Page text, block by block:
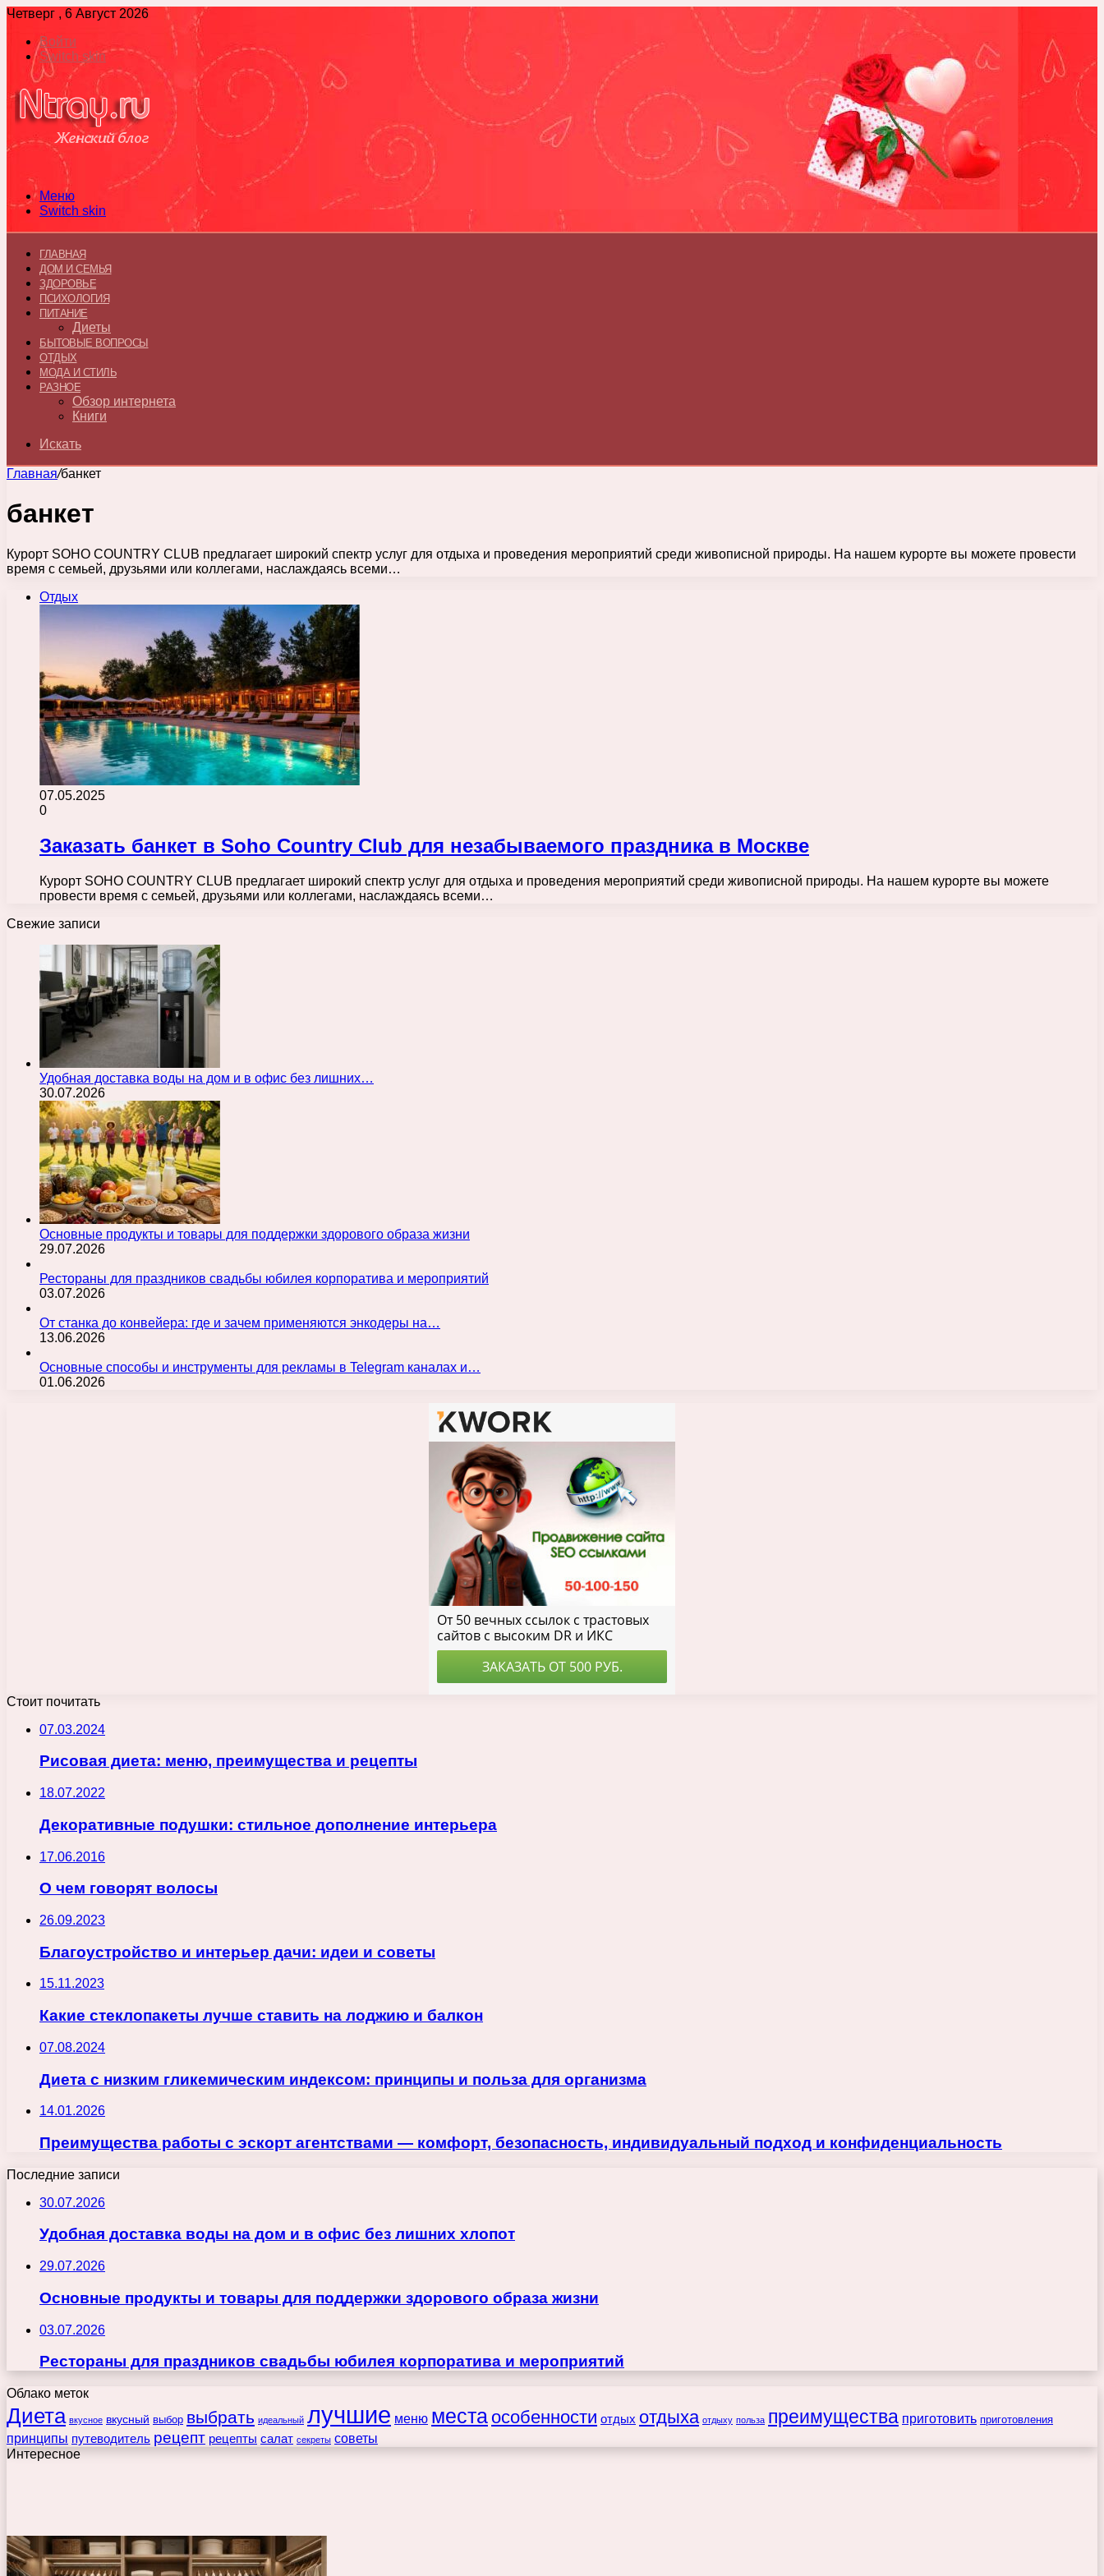
Четверг , 6 Август 2026
Войти
Switch skin
Меню
Switch skin
ГЛАВНАЯ
ДОМ И СЕМЬЯ
ЗДОРОВЬЕ
ПСИХОЛОГИЯ
ПИТАНИЕ
Диеты
БЫТОВЫЕ ВОПРОСЫ
ОТДЫХ
МОДА И СТИЛЬ
РАЗНОЕ
Обзор интернета
Книги
Искать
Главная/банкет
банкет
Курорт SOHO COUNTRY CLUB предлагает широкий спектр услуг для отдыха и проведения мероприятий среди живописной природы. На нашем курорте вы можете провести
время с семьей, друзьями или коллегами, наслаждаясь всеми…
Отдых
07.05.2025
0
Заказать банкет в Soho Country Club для незабываемого праздника в Москве
Курорт SOHO COUNTRY CLUB предлагает широкий спектр услуг для отдыха и проведения мероприятий среди живописной природы. На нашем курорте вы можете
провести время с семьей, друзьями или коллегами, наслаждаясь всеми…
Свежие записи
Удобная доставка воды на дом и в офис без лишних…
30.07.2026
Основные продукты и товары для поддержки здорового образа жизни
29.07.2026
Рестораны для праздников свадьбы юбилея корпоратива и мероприятий
03.07.2026
От станка до конвейера: где и зачем применяются энкодеры на…
13.06.2026
Основные способы и инструменты для рекламы в Telegram каналах и…
01.06.2026
Стоит почитать
07.03.2024
Рисовая диета: меню, преимущества и рецепты
18.07.2022
Декоративные подушки: стильное дополнение интерьера
17.06.2016
О чем говорят волосы
26.09.2023
Благоустройство и интерьер дачи: идеи и советы
15.11.2023
Какие стеклопакеты лучше ставить на лоджию и балкон
07.08.2024
Диета с низким гликемическим индексом: принципы и польза для организма
14.01.2026
Преимущества работы с эскорт агентствами — комфорт, безопасность, индивидуальный подход и конфиденциальность
Последние записи
30.07.2026
Удобная доставка воды на дом и в офис без лишних хлопот
29.07.2026
Основные продукты и товары для поддержки здорового образа жизни
03.07.2026
Рестораны для праздников свадьбы юбилея корпоратива и мероприятий
Облако меток
Диета вкусное вкусный выбор выбрать идеальный лучшие меню места особенности отдых отдыха отдыху польза преимущества приготовить приготовления
принципы путеводитель рецепт рецепты салат секреты советы
Интересное